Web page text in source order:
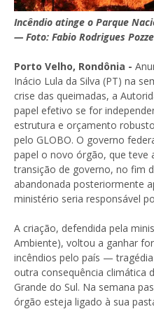
Incêndio atinge o Parque
— Foto: Fabio Rodrigues
Porto Velho, Rondônia -
Inácio Lula da Silva (PT) na
crise das queimadas, a
papel efetivo se for
estrutura e orçamento
pelo GLOBO. O governo
papel o novo órgão, que teve
transição de governo, no fim
abandonada posteriormente
ministério seria responsável
A criação, defendida pela
Ambiente), voltou a ganhar
incêndios pelo país —
outra consequência climática
Grande do Sul. Na semana
órgão esteja ligado à sua